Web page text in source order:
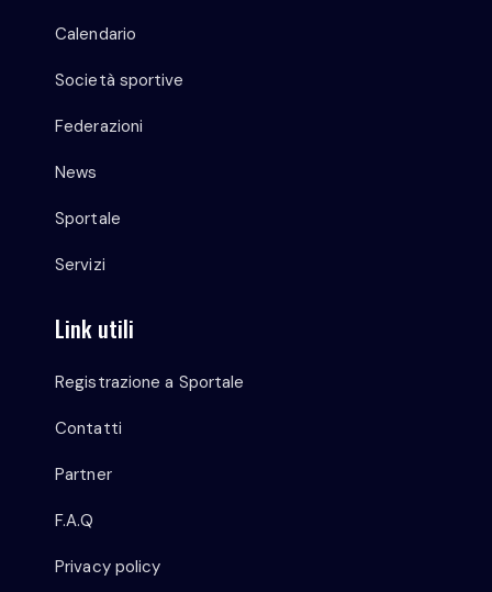
Calendario
Società sportive
Federazioni
News
Sportale
Servizi
Link utili
Registrazione a Sportale
Contatti
Partner
F.A.Q
Privacy policy